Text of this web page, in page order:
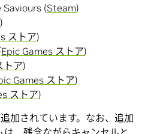
Saviours (Steam)
)
ストア)
Epic Games ストア)
トア)
Games ストア)
ストア)
加されています。なお、追加